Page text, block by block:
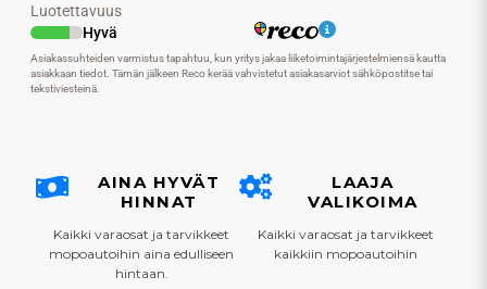
AINA HYVÄT
HINNAT
Kaikki varaosat ja tarvikkeet
mopoautoihin aina edulliseen
hintaan.
LAAJA
VALIKOIMA
Kaikki varaosat ja tarvikkeet
kaikkiin mopoautoihin